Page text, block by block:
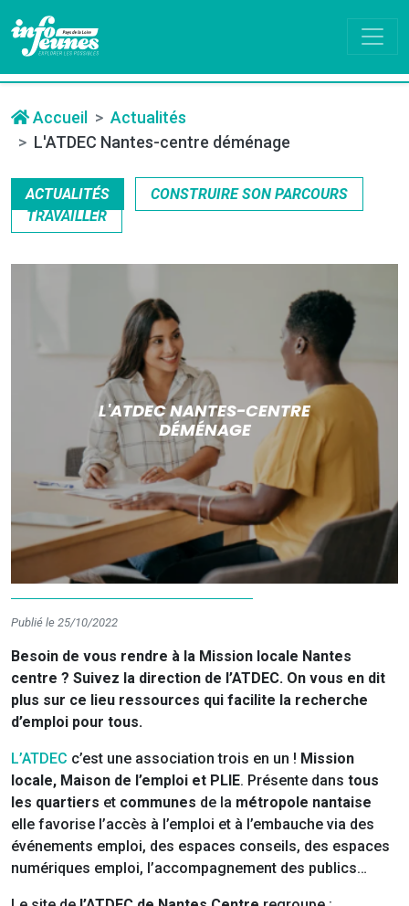
Accueil
Actualités
L'ATDEC Nantes-centre déménage
ACTUALITÉS
CONSTRUIRE SON PARCOURS
TRAVAILLER
L'ATDEC NANTES-CENTRE
DÉMÉNAGE
Publié le 25/10/2022
Besoin de vous rendre à la Mission locale Nantes
centre ? Suivez la direction de l’ATDEC. On vous en dit
plus sur ce lieu ressources qui facilite la recherche
d’emploi pour tous.
L’ATDEC c’est une association trois en un ! Mission
locale, Maison de l’emploi et PLIE. Présente dans tous
les quartiers et communes de la métropole nantaise
elle favorise l’accès à l’emploi et à l’embauche via des
événements emploi, des espaces conseils, des espaces
numériques emploi, l’accompagnement des publics…